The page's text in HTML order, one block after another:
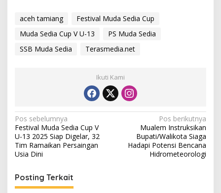
aceh tamiang
Festival Muda Sedia Cup
Muda Sedia Cup V U-13
PS Muda Sedia
SSB Muda Sedia
Terasmedia.net
Ikuti Kami
N
a
v
g
Pos sebelumnya
Festival Muda Sedia Cup V
U-13 2025 Siap Digelar, 32
Tim Ramaikan Persaingan
Usia Dini
Pos berikutnya
Mualem Instruksikan
Bupati/Walikota Siaga
Hadapi Potensi Bencana
Hidrometeorologi
Posting Terkait